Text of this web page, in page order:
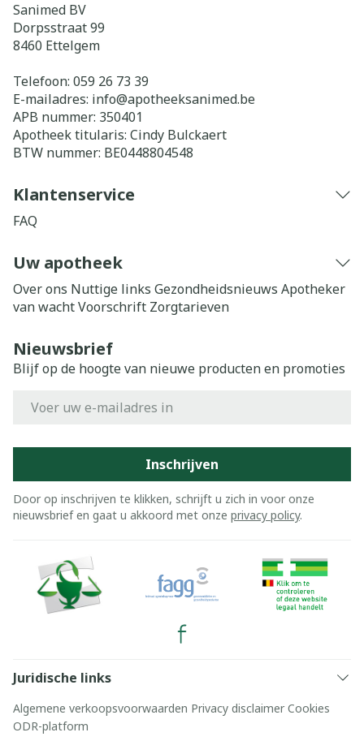
Sanimed BV
Dorpsstraat 99
8460 Ettelgem
Telefoon: 059 26 73 39
E-mailadres: info@apotheeksanimed.be
APB nummer: 350401
Apotheek titularis: Cindy Bulckaert
BTW nummer: BE0448804548
Klantenservice
FAQ
Uw apotheek
Over ons Nuttige links Gezondheidsnieuws Apotheker
van wachtVoorschrift Zorgtarieven
Nieuwsbrief
Blijf op de hoogte van nieuwe producten en promoties
Inschrijven
Door op inschrijven te klikken, schrijft u zich in voor onze
nieuwsbrief en gaat u akkoord met onze privacy policy.
Juridische links
Algemene verkoopsvoorwaarden Privacy disclaimer Cookies
ODR-platform